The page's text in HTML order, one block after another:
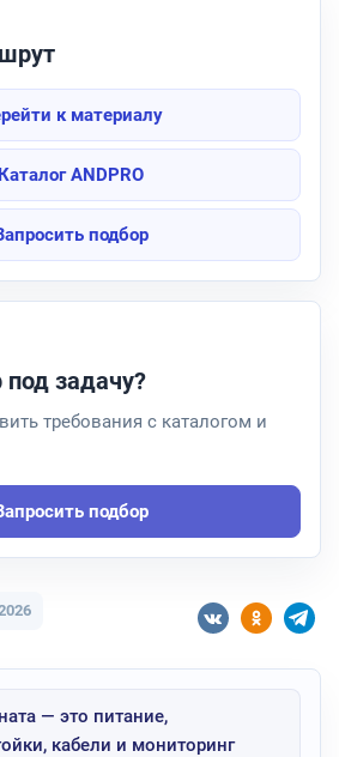
к материалу
Каталог ANDPRO
подбор
задачу?
требования с каталогом и
подбор
— это питание,
кабели и мониторинг